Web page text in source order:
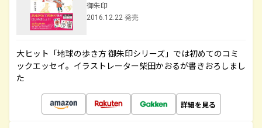
御朱印
2016.12.22 発売
大ヒット「地球の歩き方 御朱印シリーズ」では初めてのコミ
ックエッセイ。イラストレーター柴田かおるが書きおろしまし
た
詳細を見る